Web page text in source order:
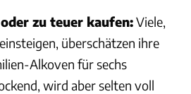
zu teuer kaufen:Viele,
überschätzen ihre
Alkoven für sechs
wird aber selten voll